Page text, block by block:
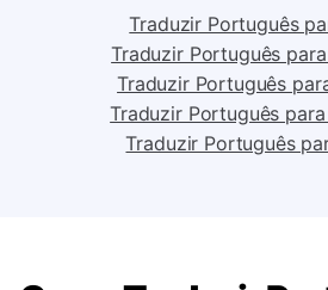
🌐 Versão Croata
Traduzir Português
Traduzir Português
Traduzir Português